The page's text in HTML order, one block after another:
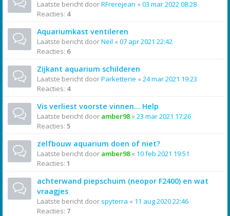
Laatste bericht doorRFrerejean « 03 mar 2022 08:28
Reacties: 4
Aquariumkast ventileren
Laatste bericht doorNeil « 07 apr 2021 22:42
Reacties: 6
Zijkant aquarium schilderen
Laatste bericht doorParketterie « 24 mar 2021 19:23
Reacties: 4
Vis verliest voorste vinnen... Help
Laatste bericht door amber98« 23 mar 2021 17:26
Reacties: 5
zelfbouw aquarium doen of niet?
Laatste bericht door amber98« 10 feb 2021 19:51
Reacties: 1
achterwand piepschuim (neopor F2400) en wat
vraagjes
Laatste bericht door spyterra « 11 aug 2020 22:46
Reacties: 7